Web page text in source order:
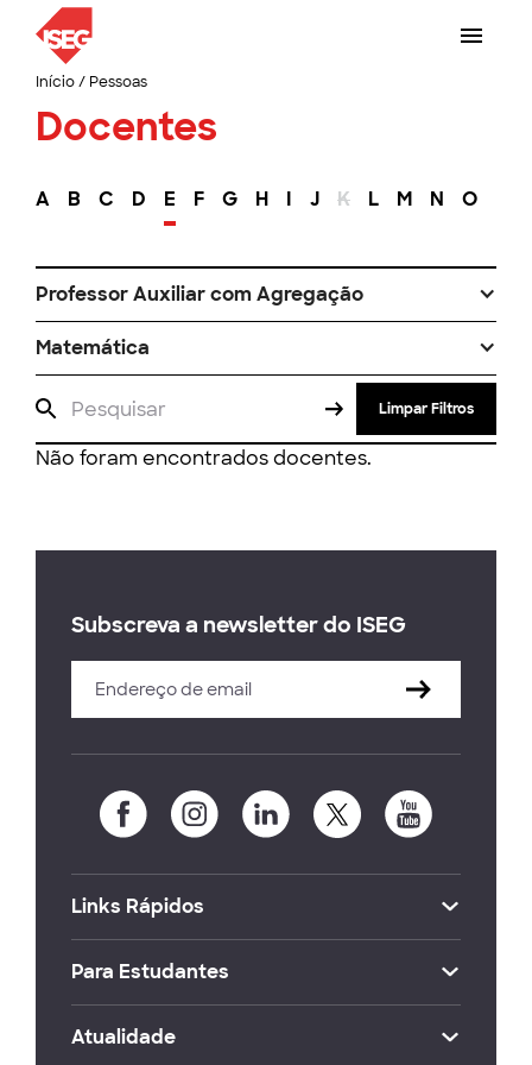
Início/ Pessoas
Docentes
A B C D E F G H I J K L M N O
Professor Auxiliar com Agregação
Matemática
Limpar Filtros
Não foram encontrados docentes.
Subscreva a newsletter do ISEG
Links Rápidos
Para Estudantes
Atualidade